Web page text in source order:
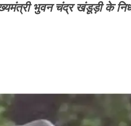
भुवन चंद्र खंडूड़ी के